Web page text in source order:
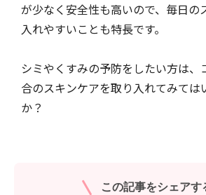
が少なく安全性も高いので、毎日の
入れやすいことも特長です。
シミやくすみの予防をしたい方は、
合のスキンケアを取り入れてみては
か？
この記事をシェアす